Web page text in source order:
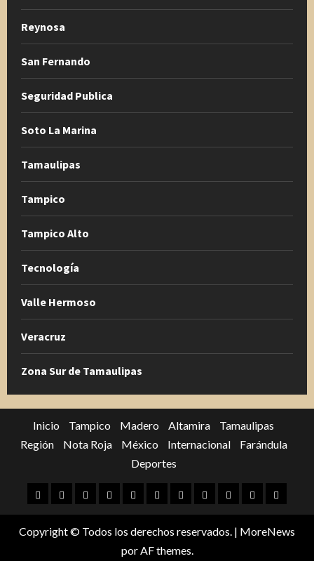
Reynosa
San Fernando
Seguridad Publica
Soto La Marina
Tamaulipas
Tampico
Tampico Alto
Tecnología
Valle Hermoso
Veracruz
Zona Sur de Tamaulipas
Inicio Tampico Madero Altamira
Tamaulipas
Región
Nota Roja México Internacional
Farándula
Deportes
InicioTampicoMaderoAltamiraTamaulipas
RegiónNota
Roja
MéxicoInternacional
Farándula
Copyright © Todos los derechos reservados. | MoreNews
por AF themes.